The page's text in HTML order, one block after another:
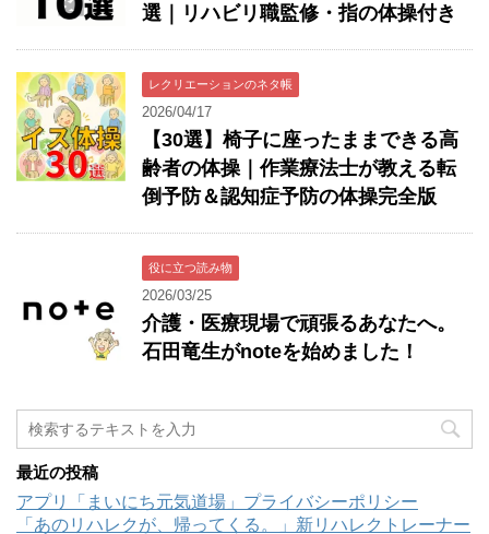
選｜リハビリ職監修・指の体操付き
レクリエーションのネタ帳
2026/04/17
【30選】椅子に座ったままできる高
齢者の体操｜作業療法士が教える転
倒予防＆認知症予防の体操完全版
役に立つ読み物
2026/03/25
介護・医療現場で頑張るあなたへ。
石田竜生がnoteを始めました！
最近の投稿
アプリ「まいにち元気道場」プライバシーポリシー
「あのリハレクが、帰ってくる。」新リハレクトレーナー